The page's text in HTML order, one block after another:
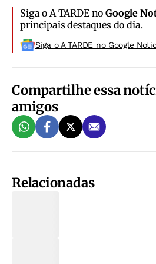
Siga o A TARDE noGoogle
principais destaques do dia.
Siga o A TARDE no Google
Compartilhe essa
amigos
Relacionadas